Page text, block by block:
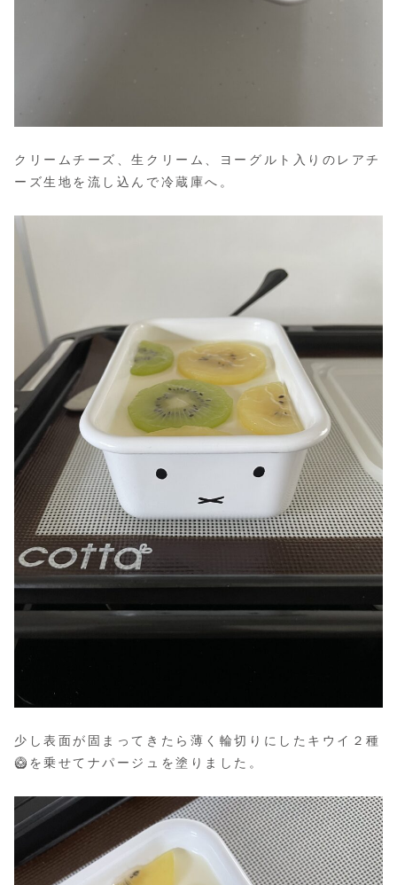
クリームチーズ、生クリーム、ヨーグルト入りのレアチ
ーズ生地を流し込んで冷蔵庫へ。
少し表面が固まってきたら薄く輪切りにしたキウイ２種
🥝を乗せてナパージュを塗りました。